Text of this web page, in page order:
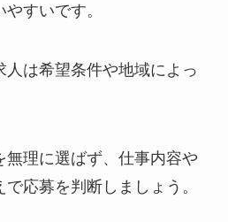
すいです。
人は希望条件や地域によっ
無理に選ばず、仕事内容や
応募を判断しましょう。